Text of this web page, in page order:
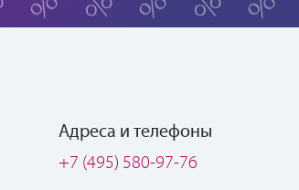
Адреса и телефоны
+7 (495) 580-97-76